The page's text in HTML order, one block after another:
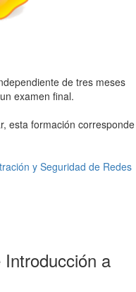
de tres meses
examen final.
esta formación corresponde
y Seguridad de Redes
a